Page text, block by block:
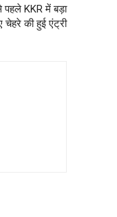
KKR में बड़ा
की हुई एंट्री